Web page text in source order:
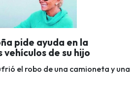
pide ayuda en la
vehículos de su hijo
el robo de una camioneta y una